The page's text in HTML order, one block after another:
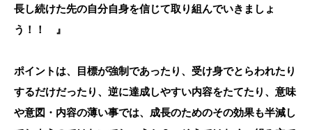
長し続けた先の自分自身を信じて取り組んでいきましょ
う！！ 』
ポイントは、目標が強制であったり、受け身でとらわれたり
するだけだったり、逆に達成しやすい内容をたてたり、意味
や意図・内容の薄い事では、成長のためのその効果も半減し